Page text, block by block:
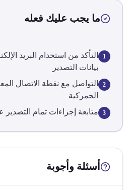
ما يجب عليك فعله
1
التأكد من استخدام البريد
بيانات التصدير
2
التواصل مع نقطة الاتصال
الجمركية
3 متابعة إجراءات تمام التصدير
أسئلة وأجوبة